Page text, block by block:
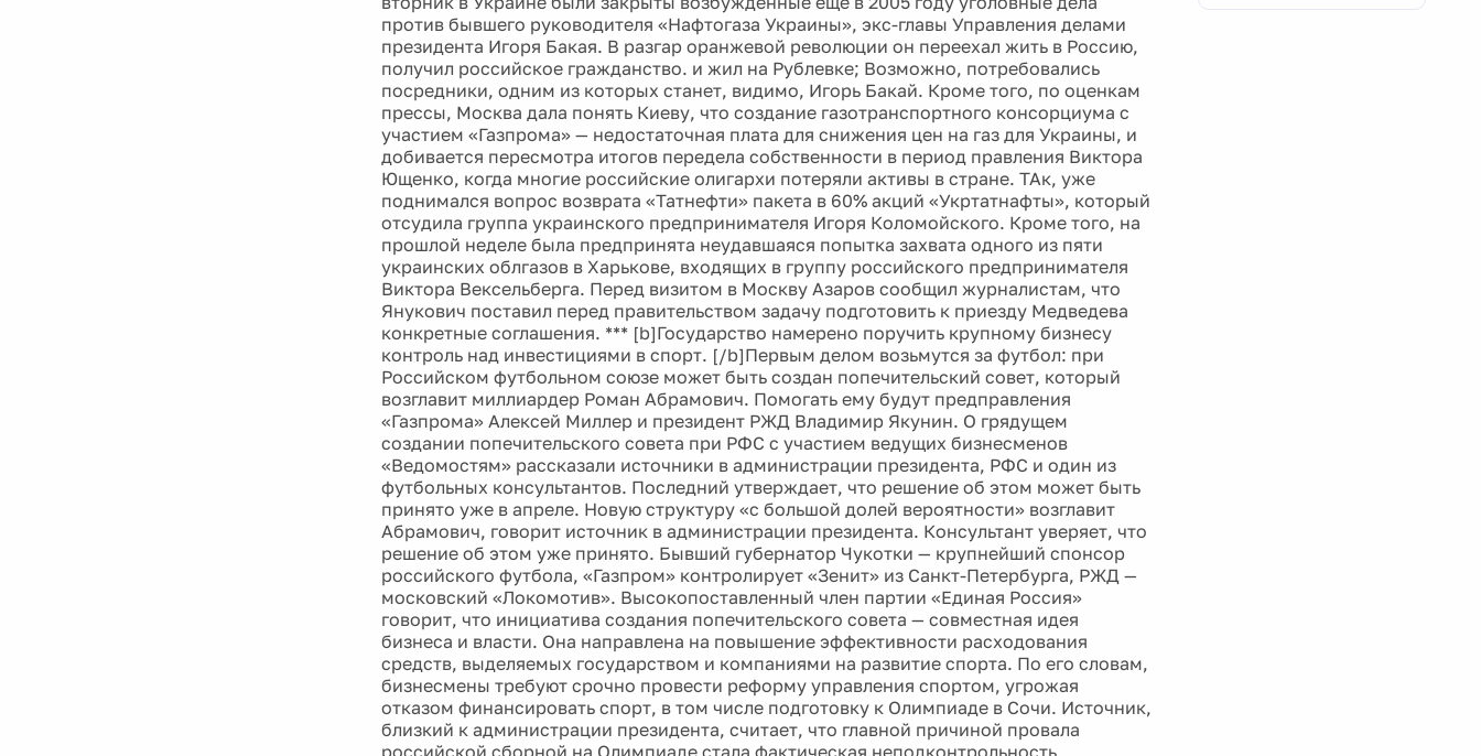
против бывшего руководителя «Нафтогаза Украины», экс-главы Управления делами
президента Игоря Бакая. В разгар оранжевой революции он переехал жить в Россию,
получил российское гражданство. и жил на Рублевке; Возможно, потребовались
посредники, одним из которых станет, видимо, Игорь Бакай. Кроме того, по оценкам
прессы, Москва дала понять Киеву, что создание газотранспортного консорциума с
участием «Газпрома» — недостаточная плата для снижения цен на газ для Украины, и
добивается пересмотра итогов передела собственности в период правления Виктора
Ющенко, когда многие российские олигархи потеряли активы в стране. ТАк, уже
поднимался вопрос возврата «Татнефти» пакета в 60% акций «Укртатнафты», который
отсудила группа украинского предпринимателя Игоря Коломойского. Кроме того, на
прошлой неделе была предпринята неудавшаяся попытка захвата одного из пяти
украинских облгазов в Харькове, входящих в группу российского предпринимателя
Виктора Вексельберга. Перед визитом в Москву Азаров сообщил журналистам, что
Янукович поставил перед правительством задачу подготовить к приезду Медведева
конкретные соглашения. *** [b]Государство намерено поручить крупному бизнесу
контроль над инвестициями в спорт. [/b]Первым делом возьмутся за футбол: при
Российском футбольном союзе может быть создан попечительский совет, который
возглавит миллиардер Роман Абрамович. Помогать ему будут предправления
«Газпрома» Алексей Миллер и президент РЖД Владимир Якунин. О грядущем
создании попечительского совета при РФС с участием ведущих бизнесменов
«Ведомостям» рассказали источники в администрации президента, РФС и один из
футбольных консультантов. Последний утверждает, что решение об этом может быть
принято уже в апреле. Новую структуру «с большой долей вероятности» возглавит
Абрамович, говорит источник в администрации президента. Консультант уверяет, что
решение об этом уже принято. Бывший губернатор Чукотки — крупнейший спонсор
российского футбола, «Газпром» контролирует «Зенит» из Санкт-Петербурга, РЖД —
московский «Локомотив». Высокопоставленный член партии «Единая Россия»
говорит, что инициатива создания попечительского совета — совместная идея
бизнеса и власти. Она направлена на повышение эффективности расходования
средств, выделяемых государством и компаниями на развитие спорта. По его словам,
бизнесмены требуют срочно провести реформу управления спортом, угрожая
отказом финансировать спорт, в том числе подготовку к Олимпиаде в Сочи. Источник,
близкий к администрации президента, считает, что главной причиной провала